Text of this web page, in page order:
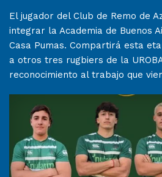
El jugador del Club de Remo de
integrar la Academia de Buenos
Casa Pumas. Compartirá esta
a otros tres rugbiers de la
reconocimiento al trabajo que